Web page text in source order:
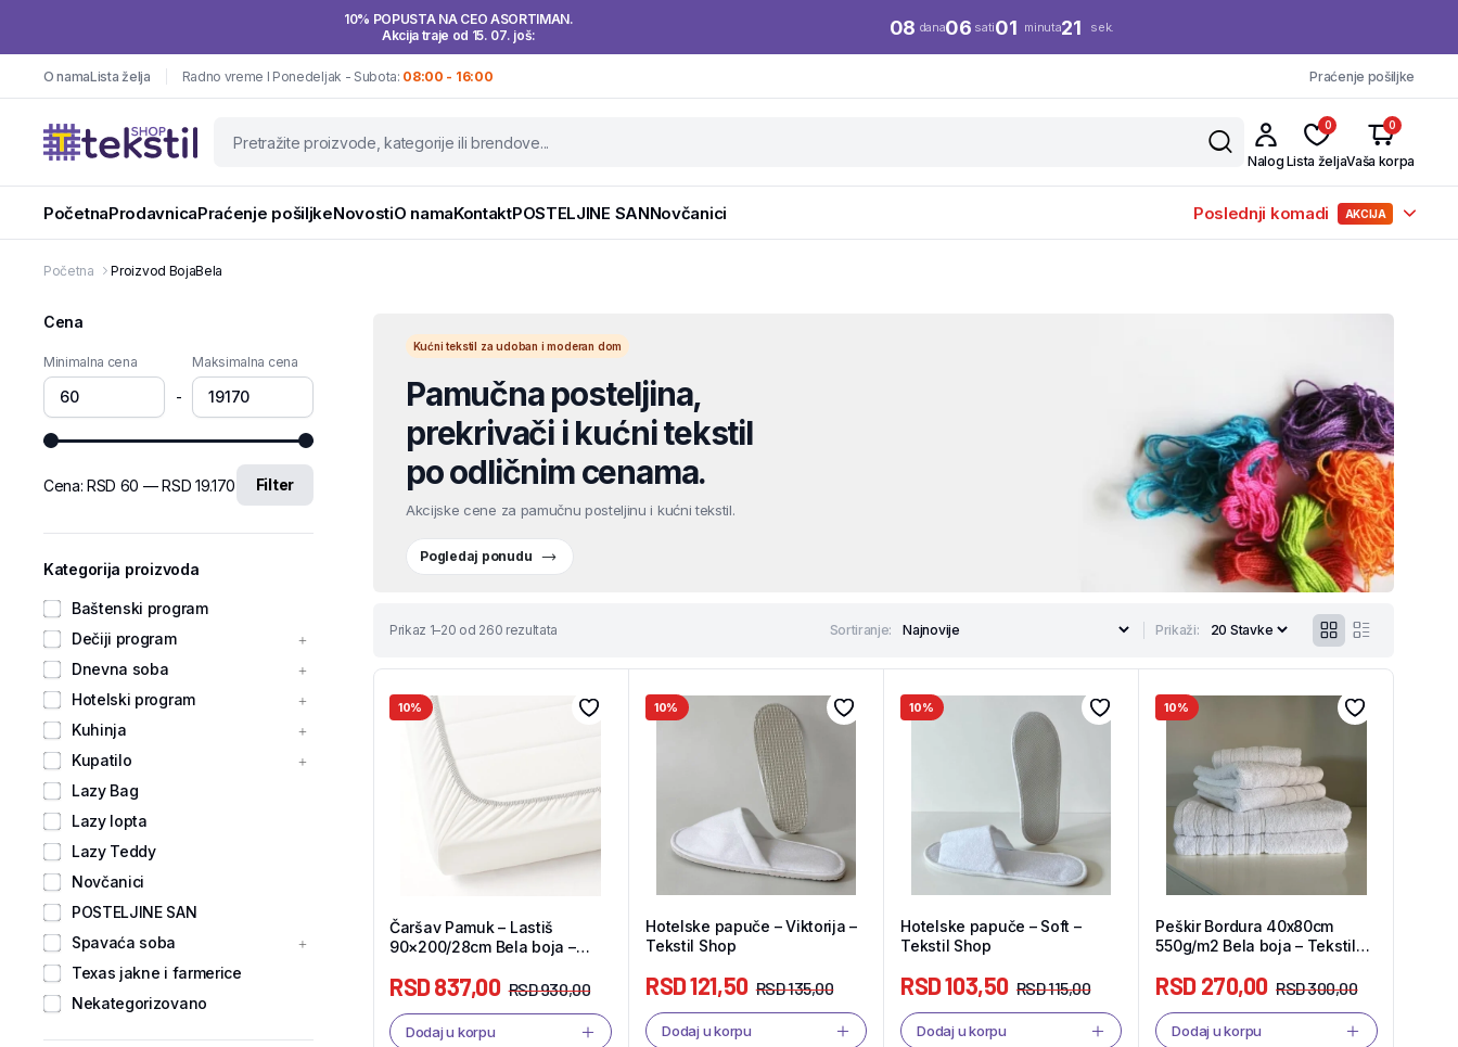
10% POPUSTA NA CEO ASORTIMAN.
Akcija traje od 15. 07. još:
08 dana06 sati01 minuta20 sek.
O namaLista želja Radno vreme I Ponedeljak - Subota: 08:00 - 16:00 Praćenje pošiljke
Nalog
0
Lista želja
0
Vaša korpa
PočetnaProdavnicaPraćenje pošiljkeNovostiO namaKontaktPOSTELJINE SANNovčanici Poslednji komadi AKCIJA
Početna Proizvod BojaBela
Kućni tekstil za udoban i moderan dom
Pamučna posteljina,
prekrivači i kućni tekstil
po odličnim cenama.
Akcijske cene za pamučnu posteljinu i kućni tekstil.
Pogledaj ponudu
Prikaz 1–20 od 260 rezultata Sortiranje: Prikaži:
10%
Čaršav Pamuk – Lastiš
90×200/28cm Bela boja –
RSD930,00
RSD837,00
Dodaj u korpu
10%
Hotelske papuče – Viktorija –
Tekstil Shop
RSD135,00
RSD121,50
Dodaj u korpu
10%
Hotelske papuče – Soft –
Tekstil Shop
RSD115,00
RSD103,50
Dodaj u korpu
10%
Peškir Bordura 40x80cm
550g/m2 Bela boja – Tekstil
RSD300,00
RSD270,00
Dodaj u korpu
Cena
Minimalna cena
-
Maksimalna cena
Filter
Cena:RSD 60 —RSD 19.170
Kategorija proizvoda
Baštenski program
Dečiji program
Dnevna soba
Hotelski program
Kuhinja
Kupatilo
Lazy Bag
Lazy lopta
Lazy Teddy
Novčanici
POSTELJINE SAN
Spavaća soba
Texas jakne i farmerice
Nekategorizovano